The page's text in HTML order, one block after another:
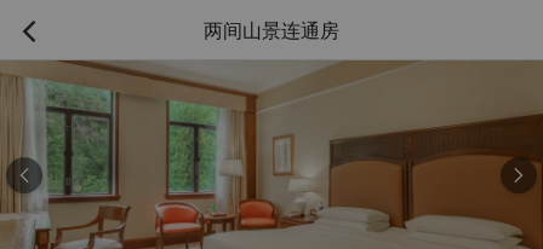
 两间山景连通房
 